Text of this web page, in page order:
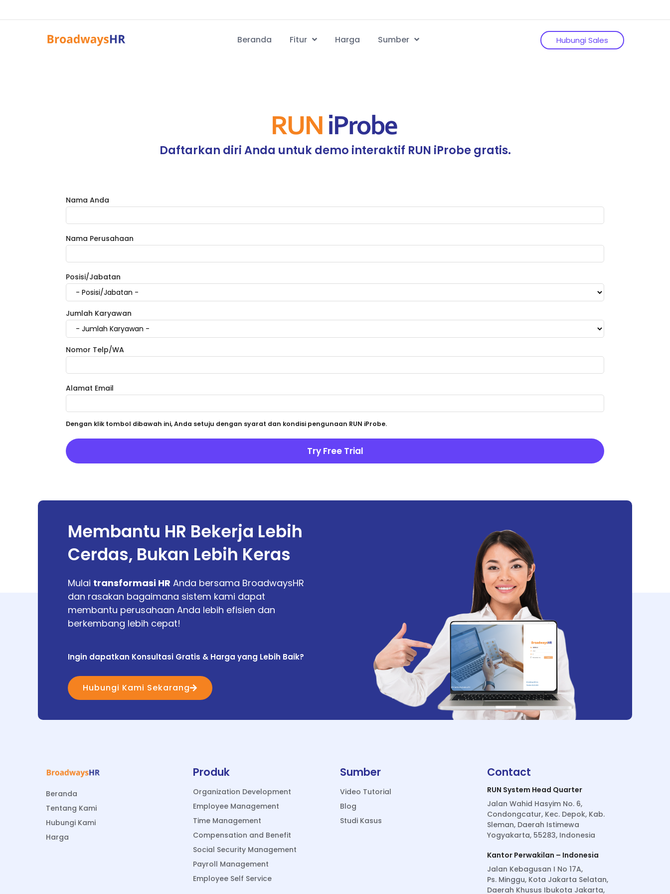
Beranda Fitur Harga Sumber Hubungi Sales
Daftarkan diri Anda untuk demo interaktif RUN iProbe gratis.
Nama Anda
Nama Perusahaan
Posisi/Jabatan
Jumlah Karyawan
Nomor Telp/WA
Alamat Email
Dengan klik tombol dibawah ini, Anda setuju dengan syarat dan kondisi pengunaan RUN iProbe.
Membantu HR Bekerja Lebih
Cerdas, Bukan Lebih Keras
Mulai transformasi HR Anda bersama BroadwaysHR
dan rasakan bagaimana sistem kami dapat
membantu perusahaan Anda lebih efisien dan
berkembang lebih cepat!
Ingin dapatkan Konsultasi Gratis & Harga yang Lebih Baik?
Hubungi Kami Sekarang
Beranda
Tentang Kami
Hubungi Kami
Harga
Produk
Organization Development
Employee Management
Time Management
Compensation and Benefit
Social Security Management
Payroll Management
Employee Self Service
Sumber
Video Tutorial
Blog
Studi Kasus
Contact
RUN System Head Quarter
Jalan Wahid Hasyim No. 6,
Condongcatur, Kec. Depok, Kab.
Sleman, Daerah Istimewa
Yogyakarta, 55283, Indonesia
Kantor Perwakilan – Indonesia
Jalan Kebagusan I No 17A,
Ps. Minggu, Kota Jakarta Selatan,
Daerah Khusus Ibukota Jakarta,